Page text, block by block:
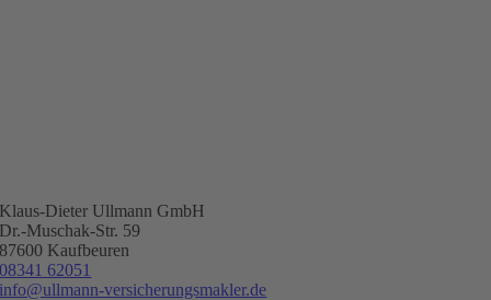
Klaus-Dieter Ullmann GmbH
Dr.-Muschak-Str. 59
87600 Kaufbeuren
08341 62051
info@ullmann-versicherungsmakler.de